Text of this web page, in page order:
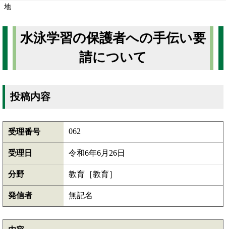
地
水泳学習の保護者への手伝い要
請について
投稿内容
受理番号 062
受理日 令和6年6月26日
分野 教育［教育］
発信者 無記名